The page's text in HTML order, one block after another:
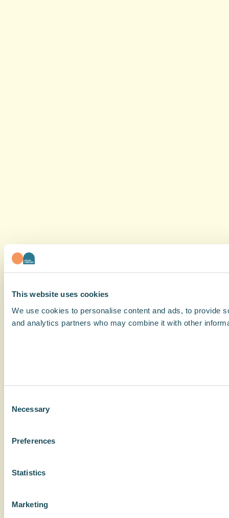
This website uses cookies
We use cookies to personalise content and ads, to provide
and analytics partners who may combine it with other
Selection
Necessary
Preferences
Statistics
Marketing